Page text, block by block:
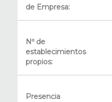
de Empresa:
Nº de
establecimientos
propios:
Presencia